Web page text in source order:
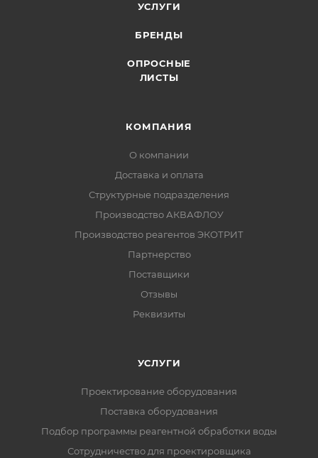
УСЛУГИ
БРЕНДЫ
ОПРОСНЫЕ
ЛИСТЫ
КОМПАНИЯ
О компании
Доставка и оплата
Структурные подразделения
Производство АКВАФЛОУ
Производство реагентов ЭКОТРИТ
Партнерство
Поставщики
Отзывы
Реквизиты
УСЛУГИ
Проектирование оборудования
Поставка оборудования
Подбор программы реагентной обработки воды
Сотрудничество для проектировщика